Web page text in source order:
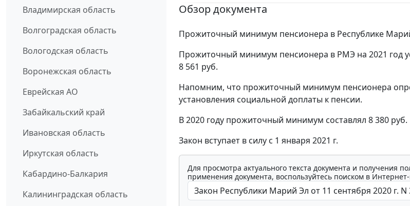
Владимирская область
Волгоградская область
Вологодская область
Воронежская область
Еврейская АО
Забайкальский край
Ивановская область
Иркутская область
Кабардино-Балкария
Калининградская область
Обзор документа
Прожиточный минимум пенсионера в Республике
Прожиточный минимум пенсионера в РМЭ на 2021 год
8 561 руб.
Напомним, что прожиточный минимум пенсионера
установления социальной доплаты к пенсии.
В 2020 году прожиточный минимум составлял 8 380 руб.
Закон вступает в силу с 1 января 2021 г.
Для просмотра актуального текста документа и получения
применения документа, воспользуйтесь поиском в